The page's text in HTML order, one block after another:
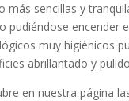
más sencillas y
pudiéndose encender
muy higiénicos
abrillantado y
en nuestra página